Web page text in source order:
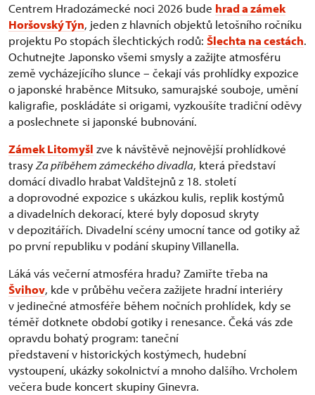
Centrem Hradozámecké noci 2026 bude hrad a zámek
Horšovský Týn, jeden z hlavních objektů letošního ročníku
projektu Po stopách šlechtických rodů: Šlechta na cestách.
Ochutnejte Japonsko všemi smysly a zažijte atmosféru
země vycházejícího slunce – čekají vás prohlídky expozice
o japonské hraběnce Mitsuko, samurajské souboje, umění
kaligrafie, poskládáte si origami, vyzkoušíte tradiční oděvy
a poslechnete si japonské bubnování.
Zámek Litomyšl zve k návštěvě nejnovější prohlídkové
trasyZa příběhem zámeckého divadla, která představí
domácí divadlo hrabat Valdštejnů z 18. století
a doprovodné expozice s ukázkou kulis, replik kostýmů
a divadelních dekorací, které byly doposud skryty
v depozitářích. Divadelní scény umocní tance od gotiky až
po první republiku v podání skupiny Villanella.
Láká vás večerní atmosféra hradu? Zamiřte třeba na
Švihov, kde v průběhu večera zažijete hradní interiéry
v jedinečné atmosféře během nočních prohlídek, kdy se
téměř dotknete období gotiky i renesance. Čeká vás zde
opravdu bohatý program: taneční
představení v historických kostýmech, hudební
vystoupení, ukázky sokolnictví a mnoho dalšího. Vrcholem
večera bude koncert skupiny Ginevra.